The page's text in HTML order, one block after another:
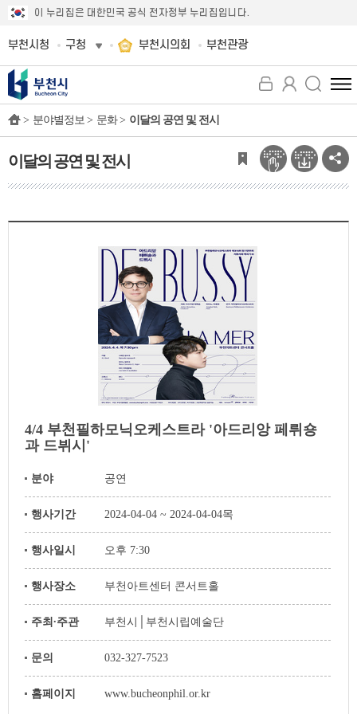
이 누리집은 대한민국 공식 전자정부 누리집입니다.
부천시청 구청 부천시의회 부천관광
전
체
뉴
보
기
> 분야별정보 > 문화 > 이달의 공연 및 전시
이달의 공연 및 전시
4/4 부천필하모닉오케스트라 '아드리앙 페뤼숑
과 드뷔시'
분야 공연
행사기간 2024-04-04 ~ 2024-04-04목
행사일시 오후 7:30
행사장소 부천아트센터 콘서트홀
주최∙주관 부천시│부천시립예술단
문의 032-327-7523
홈페이지 www.bucheonphil.or.kr